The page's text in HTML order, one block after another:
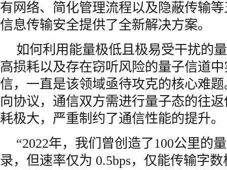
有网络、简化管理流程以及隐蔽传输
信息传输安全提供了全新解决方案。
如何利用能量极低且极易受干扰的
高损耗以及存在窃听风险的量子信道
信，一直是该领域亟待攻克的核心难
向协议，通信双方需进行量子态的往
耗极大，严重制约了通信性能的提升。
“2022年，我们曾创造了100公里的
录，但速率仅为 0.5bps，仅能传输字